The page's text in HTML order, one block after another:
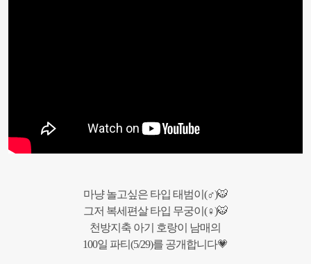
마냥 놀고싶은 타입 태범이(♂)🐯
그저 복세편살 타입 무궁이(♀)🐯
천방지축 아기 호랑이 남매의
100일 파티(5/29)를 공개합니다💗